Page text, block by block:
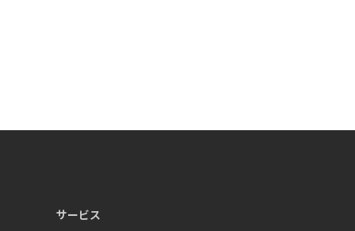
サービス